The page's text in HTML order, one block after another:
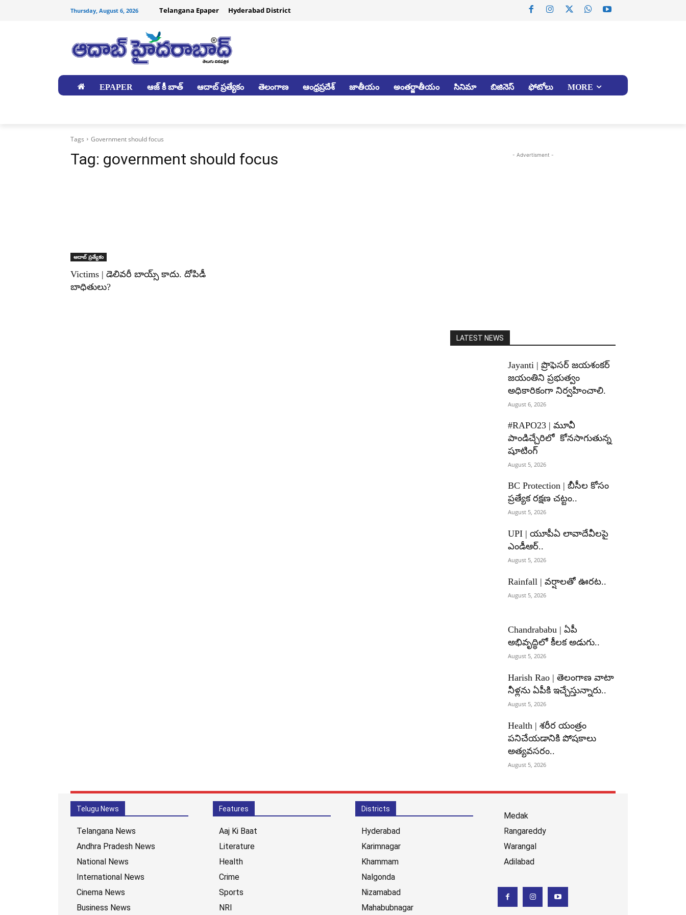
Thursday, August 6, 2026 Telangana Epaper Hyderabad District
EPAPER ఆజ్ కీ బాత్ ఆదాబ్ ప్రత్యేకం తెలంగాణ ఆంధ్రప్రదేశ్ జాతీయం అంతర్జాతీయం సినిమా బిజినెస్ ఫోటోలు MORE
Tags Government should focus
Tag: government should focus
ఆదాబ్ ప్రత్యేకం
Victims | డెలివరీ బాయ్స్ కాదు. దోపిడీ
బాధితులు?
- Advertisment -
LATEST NEWS
Jayanti | ప్రొఫెసర్ జయశంకర్
జయంతిని ప్రభుత్వం
అధికారికంగా నిర్వహించాలి.
August 6, 2026
#RAPO23 | మూవీ
పాండిచ్చేరిలో కోనసాగుతున్న
షూటింగ్
August 5, 2026
BC Protection | బీసీల కోసం
ప్రత్యేక రక్షణ చట్టం..
August 5, 2026
UPI | యూపీఏ లావాదేవీలపై
ఎండీఆర్..
August 5, 2026
Rainfall | వర్షాలతో ఊరట..
August 5, 2026
Chandrababu | ఏపీ
అభివృద్ధిలో కీలక అడుగు..
August 5, 2026
Harish Rao | తెలంగాణ వాటా
నీళ్లను ఏపీకి ఇచ్చేస్తున్నారు..
August 5, 2026
Health | శరీర యంత్రం
పనిచేయడానికి పోషకాలు
అత్యవసరం..
August 5, 2026
Telugu News
Telangana News
Andhra Pradesh News
National News
International News
Cinema News
Business News
Features
Aaj Ki Baat
Literature
Health
Crime
Sports
NRI
Districts
Hyderabad
Karimnagar
Khammam
Nalgonda
Nizamabad
Mahabubnagar
Medak
Rangareddy
Warangal
Adilabad